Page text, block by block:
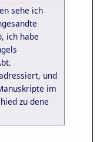
sehe ich
ich habe
und
im
zu dene